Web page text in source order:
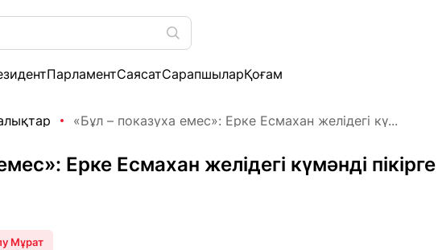
ПарламентСаясатСарапшыларҚоғам
«Бұл – показуха емес»: Ерке Есмахан желідегі кү...
Ерке Есмахан желідегі күмәнді пікірге
Мұрат